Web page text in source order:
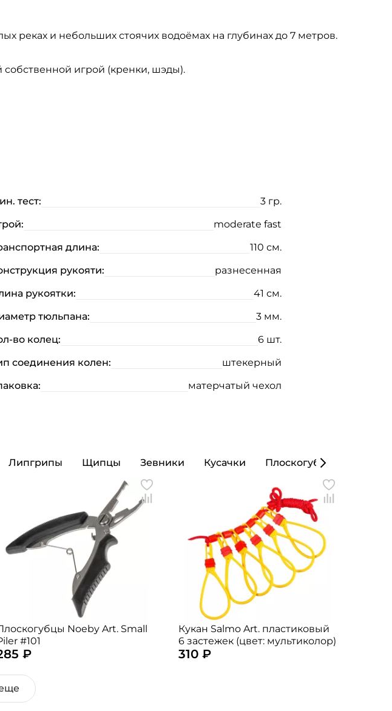
реках и небольших стоячих водоёмах на глубинах до 7 метров.
игрой (кренки, шэды).
тест:
3 гр.
moderate fast
длина:
110 см.
рукояти:
разнесенная
рукоятки:
41 см.
тюльпана:
3 мм.
во колец:
6 шт.
соединения колен:
штекерный
матерчатый чехол
Липгрипы Щипцы Зевники Кусачки Плоскогубцы
Noeby Art. Small
#101
₽
Кукан Salmo Art. пластиковый
6 застежек (цвет: мультиколор)
310 ₽
на